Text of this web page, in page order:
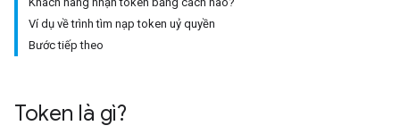
Ví dụ về trình tìm nạp token uỷ quyền
Bước tiếp theo
Token là gì?